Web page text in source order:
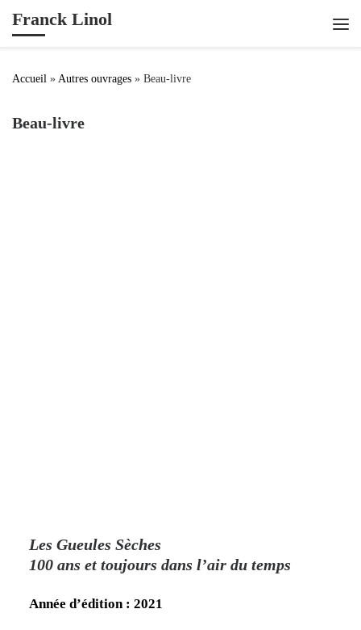
Passer au contenu
Franck Linol
Accueil » Autres ouvrages » Beau-livre
Beau-livre
Les Gueules Sèches
100 ans et toujours dans l’air du temps
Année d’édition : 2021